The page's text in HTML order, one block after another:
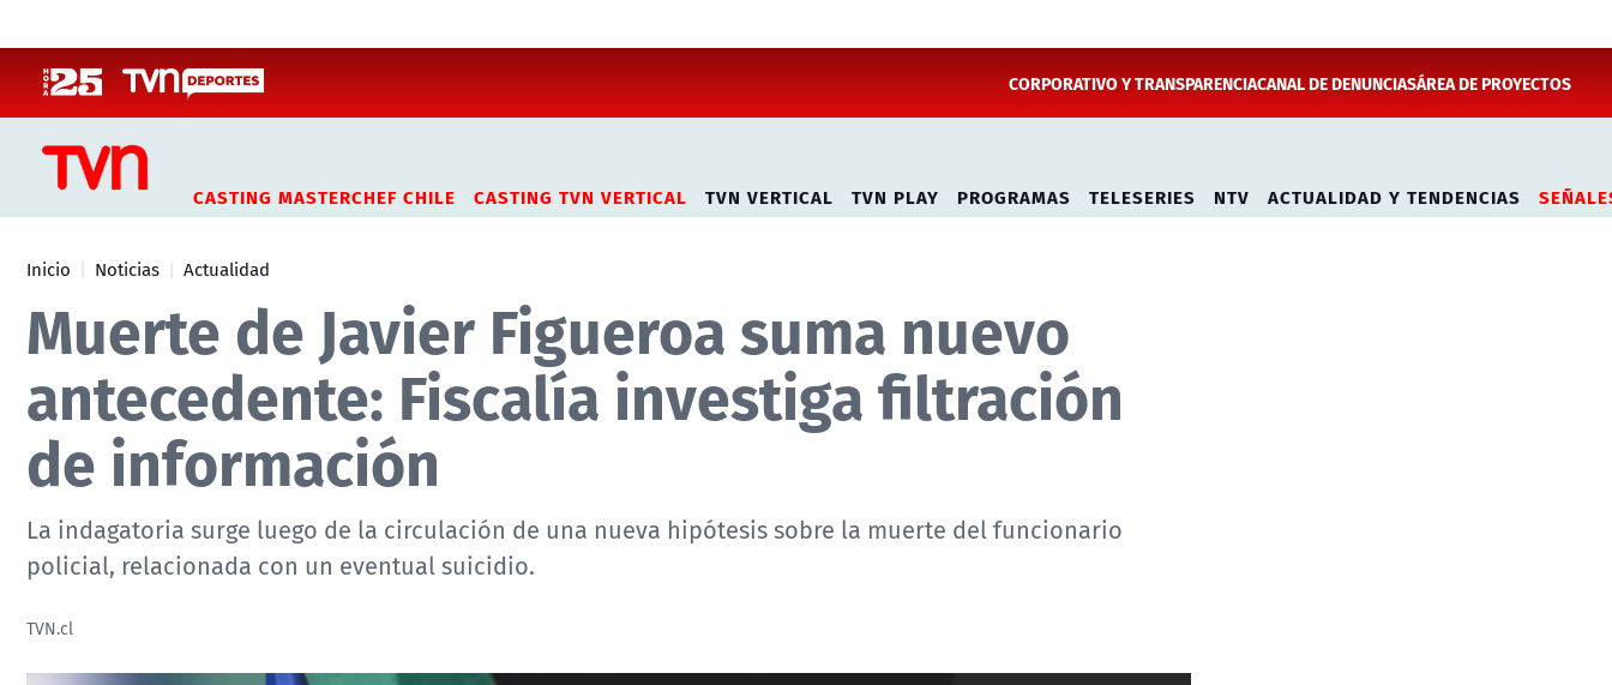
CORPORATIVO Y TRANSPARENCIACANAL DE DENUNCIASÁREA DE PROYECTOS
CASTING MASTERCHEF CHILE CASTING TVN VERTICAL TVN VERTICAL TVN PLAY PROGRAMAS TELESERIES NTV ACTUALIDAD Y TENDENCIAS
Inicio Noticias Actualidad
Muerte de Javier Figueroa suma nuevo
antecedente: Fiscalía investiga filtración
de información
La indagatoria surge luego de la circulación de una nueva hipótesis sobre la muerte del funcionario
policial, relacionada con un eventual suicidio.
TVN.cl